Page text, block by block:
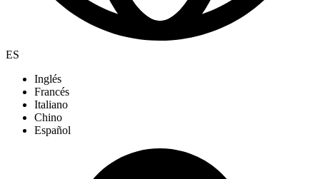
ES
Inglés
Francés
Italiano
Chino
Español